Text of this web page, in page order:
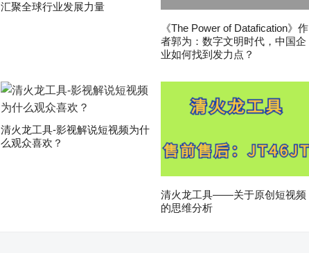
汇聚全球行业发展力量
《The Power of Datafication》作
者郭为：数字文明时代，中国企
业如何找到发力点？
清火龙工具-影视解说短视频为什
么观众喜欢？
清火龙工具——关于原创短视频
的思维分析